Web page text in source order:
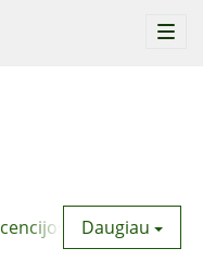
Daugiau